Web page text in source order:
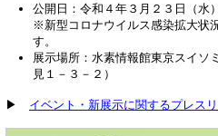
公開日：令和４年３月２３日（水
※新型コロナウイルス感染拡大状
す。
展示場所：水素情報館東京スイ
見１－３－２）
▶ イベント・新展示に関するプレス